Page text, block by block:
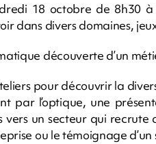
18 octobre de 8h30
dans divers domaines,
découverte d’un
pour découvrir la
par l’optique, une
vers un secteur qui recrute
ou le témoignage